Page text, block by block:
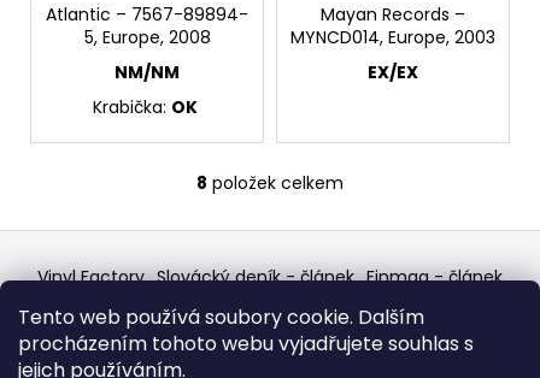
Tento web používá soubory cookie. Dalším
procházením tohoto webu vyjadřujete souhlas s
jejich používáním.
Atlantic – 7567-89894-
5, Europe, 2008
NM/NM
Krabička: OK
Mayan Records –
MYNCD014, Europe, 2003
EX/EX
O
á
a
c
8 položek celkem
Z
á Vinyl Factory Slovácký deník - článek Finmag - článek
Discogs Profile Facebook výběr z hroznů
Top prodejce mincí Aukro